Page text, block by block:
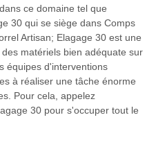
ce domaine tel que
30 qui se siège dans Comps
Artisan; Elagage 30 est une
matériels bien adéquate sur
équipes d'interventions
à réaliser une tâche énorme
Pour cela, appelez
30 pour s'occuper tout le